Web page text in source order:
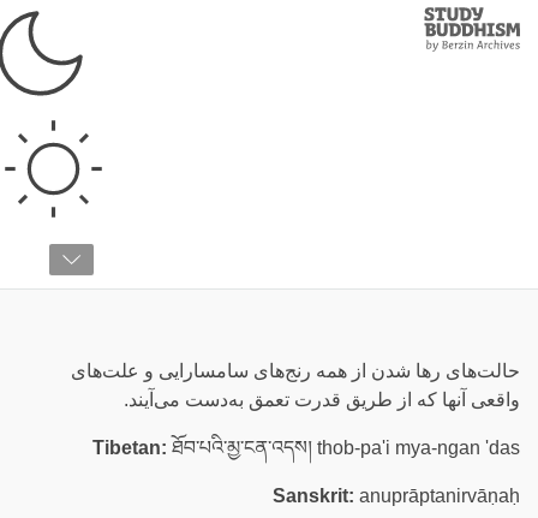
Study
Buddhism
حالت‌های رها شدن از همه رنج‌های سامسارایی و علت‌های
واقعی آنها که از طریق قدرت تعمق به‌دست می‌آیند.
Tibetan: ཐོབ་པའི་མྱ་ངན་འདས། thob-pa'i mya-ngan 'das
Sanskrit: anuprāptanirvāṇaḥ